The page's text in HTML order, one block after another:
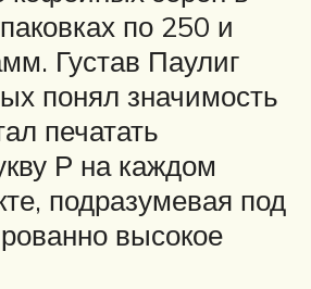
по 250 и
Густав Паулиг
понял значимость
печатать
Р на каждом
подразумевая под
высокое